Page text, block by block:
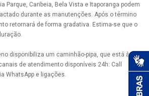
Parque, Caribeia, Bela Vista e Itaporanga podem
durante as manutenções. Após o término
retornará de forma gradativa. Estima-se que o
disponibiliza um caminhão-pipa, que está à
de atendimento disponíveis 24h: Call
WhatsApp e ligações.